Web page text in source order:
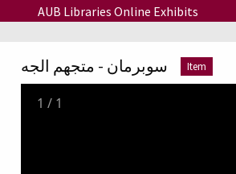
Skip to main content
AUB Libraries Online Exhibits
سوبرمان - متجهم الجه Item
1 / 1